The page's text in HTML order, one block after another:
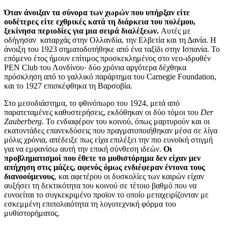
Όταν άνοιξαν τα σύνορα των χωρών που υπήρξαν είτε
ουδέτερες είτε εχθρικές κατά τη διάρκεια του πολέμου,
ξεκίνησα περιοδίες για μια σειρά διαλέξεων. Αυτές με
οδήγησαν καταρχάς στην Ολλανδία, την Ελβετία και τη Δανία. Η
άνοιξη του 1923 σηματοδοτήθηκε από ένα ταξίδι στην Ισπανία. Το
επόμενο έτος ήμουν επίτιμος προσκεκλημένος στο νεο-ιδρυθέν
PEN Club του Λονδίνου· δύο χρόνια αργότερα δέχθηκα
πρόσκληση από το γαλλικό παράρτημα του Carnegie Foundation,
και το 1927 επισκέφθηκα τη Βαρσοβία.
Στο μεσοδιάστημα, το φθινόπωρο του 1924, μετά από
παρατεταμένες καθυστερήσεις, εκδόθηκαν οι δύο τόμοι του Der
Zauberberg. Το ενδιαφέρον του κοινού, όπως μαρτυρούν και οι
εκατοντάδες επανεκδόσεις που πραγματοποιήθηκαν μέσα σε λίγα
μόλις χρόνια, απέδειξε πως είχα επιλέξει την πιο ευνοϊκή στιγμή
για να εμφανίσω αυτή την επική σύνθεση ιδεών. Οι
προβληματισμοί που έθετε το μυθιστόρημα δεν είχαν μεν
απήχηση στις μάζες, αφενός όμως ενδιέφεραν έντονα τους
διανοούμενους, και αφετέρου οι δυσκολίες των καιρών είχαν
αυξήσει τη δεκτικότητα του κοινού σε τέτοιο βαθμό που να
ευνοείται το συγκεκριμένο προϊον το οποίο μεταχειρίζονταν με
εσκεμμένη επιπολαιότητα τη λογοτεχνική φόρμα του
μυθιστορήματος.